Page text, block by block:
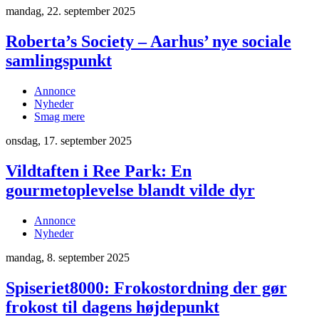
mandag, 22. september 2025
Roberta’s Society – Aarhus’ nye sociale
samlingspunkt
Annonce
Nyheder
Smag mere
onsdag, 17. september 2025
Vildtaften i Ree Park: En
gourmetoplevelse blandt vilde dyr
Annonce
Nyheder
mandag, 8. september 2025
Spiseriet8000: Frokostordning der gør
frokost til dagens højdepunkt